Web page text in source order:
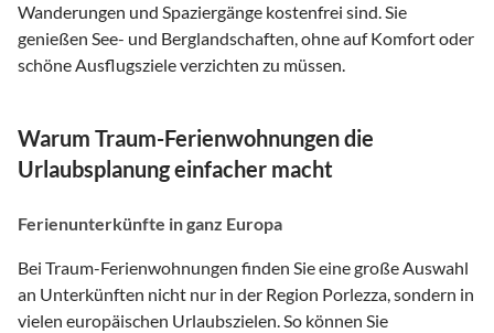
Wanderungen und Spaziergänge kostenfrei sind. Sie
genießen See- und Berglandschaften, ohne auf Komfort oder
schöne Ausflugsziele verzichten zu müssen.
Warum Traum-Ferienwohnungen die
Urlaubsplanung einfacher macht
Ferienunterkünfte in ganz Europa
Bei Traum-Ferienwohnungen finden Sie eine große Auswahl
an Unterkünften nicht nur in der Region Porlezza, sondern in
vielen europäischen Urlaubszielen. So können Sie